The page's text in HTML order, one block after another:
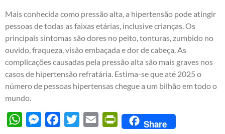
Mais conhecida como pressão alta, a hipertensão pode atingir
pessoas de todas as faixas etárias, inclusive crianças. Os
principais sintomas são dores no peito, tonturas, zumbido no
ouvido, fraqueza, visão embaçada e dor de cabeça. As
complicações causadas pela pressão alta são mais graves nos
casos de hipertensão refratária. Estima-se que até 2025 o
número de pessoas hipertensas chegue a um bilhão em todo o
mundo.
WhatsAppMessengerFacebook
Twitter Email PrintFriendly
Share